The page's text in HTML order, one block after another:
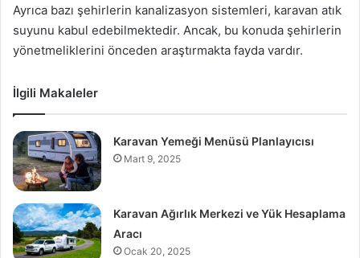
Ayrıca bazı şehirlerin kanalizasyon sistemleri, karavan atık
suyunu kabul edebilmektedir. Ancak, bu konuda şehirlerin
yönetmeliklerini önceden araştırmakta fayda vardır.
İlgili Makaleler
Karavan Yemeği Menüsü Planlayıcısı
Mart 9, 2025
Karavan Ağırlık Merkezi ve Yük Hesaplama
Aracı
Ocak 20, 2025